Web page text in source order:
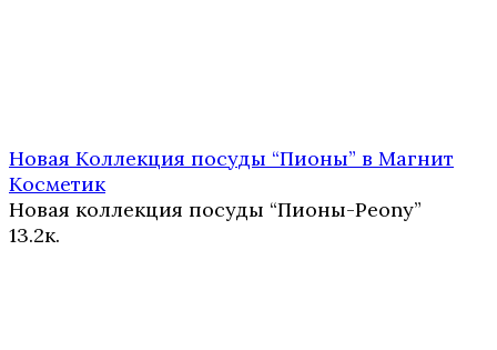
Новая Коллекция посуды “Пионы” в Магнит
Косметик
Новая коллекция посуды “Пионы-Peony”
13.2к.